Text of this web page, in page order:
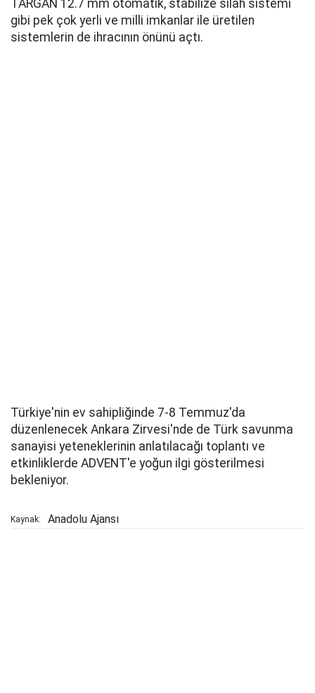
TARGAN 12.7 mm otomatik, stabilize silah sistemi
gibi pek çok yerli ve milli imkanlar ile üretilen
sistemlerin de ihracının önünü açtı.
Türkiye'nin ev sahipliğinde 7-8 Temmuz'da
düzenlenecek Ankara Zirvesi'nde de Türk savunma
sanayisi yeteneklerinin anlatılacağı toplantı ve
etkinliklerde ADVENT'e yoğun ilgi gösterilmesi
bekleniyor.
Kaynak: Anadolu Ajansı